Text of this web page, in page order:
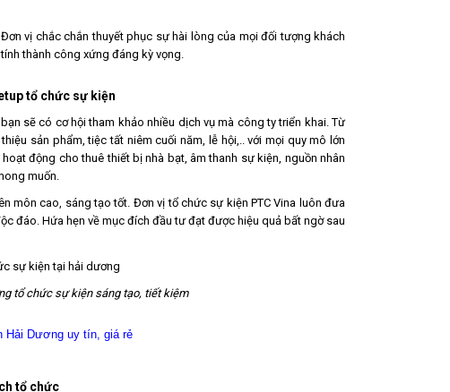
vị chắc chắn thuyết phục sự hài lòng của mọi đối tượng khách
thành công xứng đáng kỳ vọng.
tổ chức sự kiện
bạn sẽ có cơ hội tham khảo nhiều dịch vụ mà công ty triển khai. Từ
sản phẩm, tiệc tất niêm cuối năm, lễ hội,.. với mọi quy mô lớn
động cho thuê thiết bị nhà bạt, âm thanh sự kiện, nguồn nhân
muốn.
môn cao, sáng tạo tốt. Đơn vị tổ chức sự kiện PTC Vina luôn đưa
đáo. Hứa hẹn về mục đích đầu tư đạt được hiệu quả bất ngờ sau
tổ chức sự kiện sáng tạo, tiết kiệm
Hải Dương uy tín, giá rẻ
tổ chức